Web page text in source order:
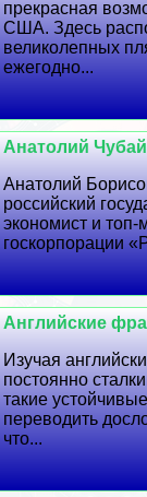
прекрасная
США. Здесь
великолепных
ежегодно...
Анатолий
Анатолий
российский
экономист и
госкорпорации
Английские
Изучая
постоянно
такие
переводить
что...